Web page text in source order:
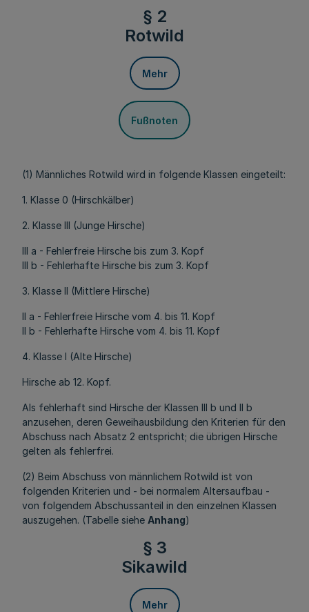
§ 2
Rotwild
Mehr
Fußnoten
(1) Männliches Rotwild wird in folgende Klassen eingeteilt:
1. Klasse 0 (Hirschkälber)
2. Klasse III (Junge Hirsche)
III a - Fehlerfreie Hirsche bis zum 3. Kopf
III b - Fehlerhafte Hirsche bis zum 3. Kopf
3. Klasse II (Mittlere Hirsche)
II a - Fehlerfreie Hirsche vom 4. bis 11. Kopf
II b - Fehlerhafte Hirsche vom 4. bis 11. Kopf
4. Klasse I (Alte Hirsche)
Hirsche ab 12. Kopf.
Als fehlerhaft sind Hirsche der Klassen III b und II b
anzusehen, deren Geweihausbildung den Kriterien für den
Abschuss nach Absatz 2 entspricht; die übrigen Hirsche
gelten als fehlerfrei.
(2) Beim Abschuss von männlichem Rotwild ist von
folgenden Kriterien und - bei normalem Altersaufbau -
von folgendem Abschussanteil in den einzelnen Klassen
auszugehen. (Tabelle siehe Anhang)
§ 3
Sikawild
Mehr